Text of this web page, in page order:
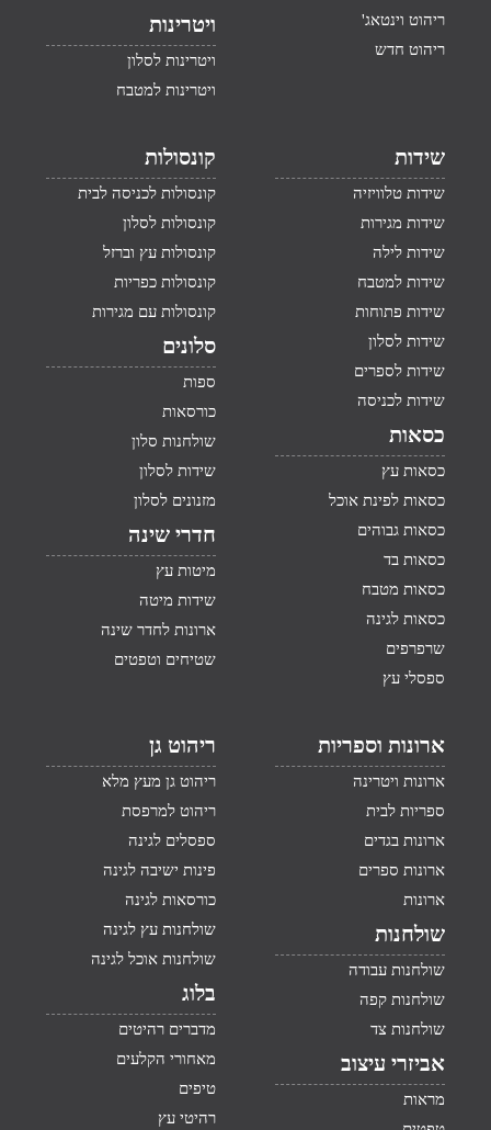
ריהוט וינטאג'
ריהוט חדש
ויטרינות
ויטרינות לסלון
ויטרינות למטבח
שידות
שידות טלוויזיה
שידות מגירות
שידות לילה
שידות למטבח
שידות פתוחות
שידות לסלון
שידות לספרים
שידות לכניסה
כסאות
כסאות עץ
כסאות לפינת אוכל
כסאות גבוהים
כסאות בד
כסאות מטבח
כסאות לגינה
שרפרפים
ספסלי עץ
קונסולות
קונסולות לכניסה לבית
קונסולות לסלון
קונסולות עץ וברזל
קונסולות כפריות
קונסולות עם מגירות
סלונים
ספות
כורסאות
שולחנות סלון
שידות לסלון
מזנונים לסלון
חדרי שינה
מיטות עץ
שידות מיטה
ארונות לחדר שינה
שטיחים וטפטים
ארונות וספריות
ארונות ויטרינה
ספריות לבית
ארונות בגדים
ארונות ספרים
ארונות
שולחנות
שולחנות עבודה
שולחנות קפה
שולחנות צד
אביזרי עיצוב
מראות
ריהוט גן
ריהוט גן מעץ מלא
ריהוט למרפסת
ספסלים לגינה
פינות ישיבה לגינה
כורסאות לגינה
שולחנות עץ לגינה
שולחנות אוכל לגינה
בלוג
מדברים רהיטים
מאחורי הקלעים
טיפים
רהיטי עץ